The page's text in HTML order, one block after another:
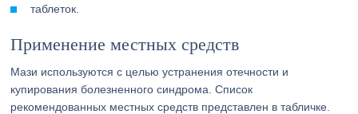
таблеток.
Применение местных средств
Мази используются с целью устранения отечности и
купирования болезненного синдрома. Список
рекомендованных местных средств представлен в табличке.